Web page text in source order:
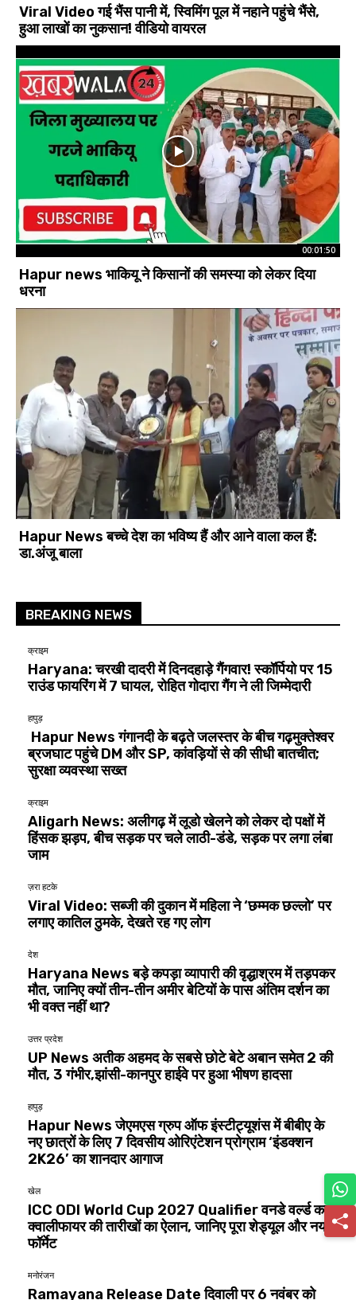
Viral Video गई भैंस पानी में, स्विमिंग पूल में नहाने पहुंचे भैंसे,
हुआ लाखों का नुकसान! वीडियो वायरल
00:01:50
Hapur news भाकियू ने किसानों की समस्या को लेकर दिया
धरना
Hapur News बच्चे देश का भविष्य हैं और आने वाला कल हैं:
डा.अंजू बाला
BREAKING NEWS
क्राइम
Haryana: चरखी दादरी में दिनदहाड़े गैंगवार! स्कॉर्पियो पर 15
राउंड फायरिंग में 7 घायल, रोहित गोदारा गैंग ने ली जिम्मेदारी
हापुड़
Hapur News गंगानदी के बढ़ते जलस्तर के बीच गढ़मुक्तेश्वर
ब्रजघाट पहुंचे DM और SP, कांवड़ियों से की सीधी बातचीत;
सुरक्षा व्यवस्था सख्त
क्राइम
Aligarh News: अलीगढ़ में लूडो खेलने को लेकर दो पक्षों में
हिंसक झड़प, बीच सड़क पर चले लाठी-डंडे, सड़क पर लगा लंबा
जाम
ज़रा हटके
Viral Video: सब्जी की दुकान में महिला ने ‘छम्मक छल्लो’ पर
लगाए कातिल ठुमके, देखते रह गए लोग
देश
Haryana News बड़े कपड़ा व्यापारी की वृद्धाश्रम में तड़पकर
मौत, जानिए क्यों तीन-तीन अमीर बेटियों के पास अंतिम दर्शन का
भी वक्त नहीं था?
उत्तर प्रदेश
UP News अतीक अहमद के सबसे छोटे बेटे अबान समेत 2 की
मौत, 3 गंभीर,झांसी-कानपुर हाईवे पर हुआ भीषण हादसा
हापुड़
Hapur News जेएमएस ग्रुप ऑफ इंस्टीट्यूशंस में बीबीए के
नए छात्रों के लिए 7 दिवसीय ओरिएंटेशन प्रोग्राम ‘इंडक्शन
2K26’ का शानदार आगाज
खेल
ICC ODI World Cup 2027 Qualifier वनडे वर्ल्ड कप
क्वालीफायर की तारीखों का ऐलान, जानिए पूरा शेड्यूल और नया
फॉर्मेट
मनोरंजन
Ramayana Release Date दिवाली पर 6 नवंबर को